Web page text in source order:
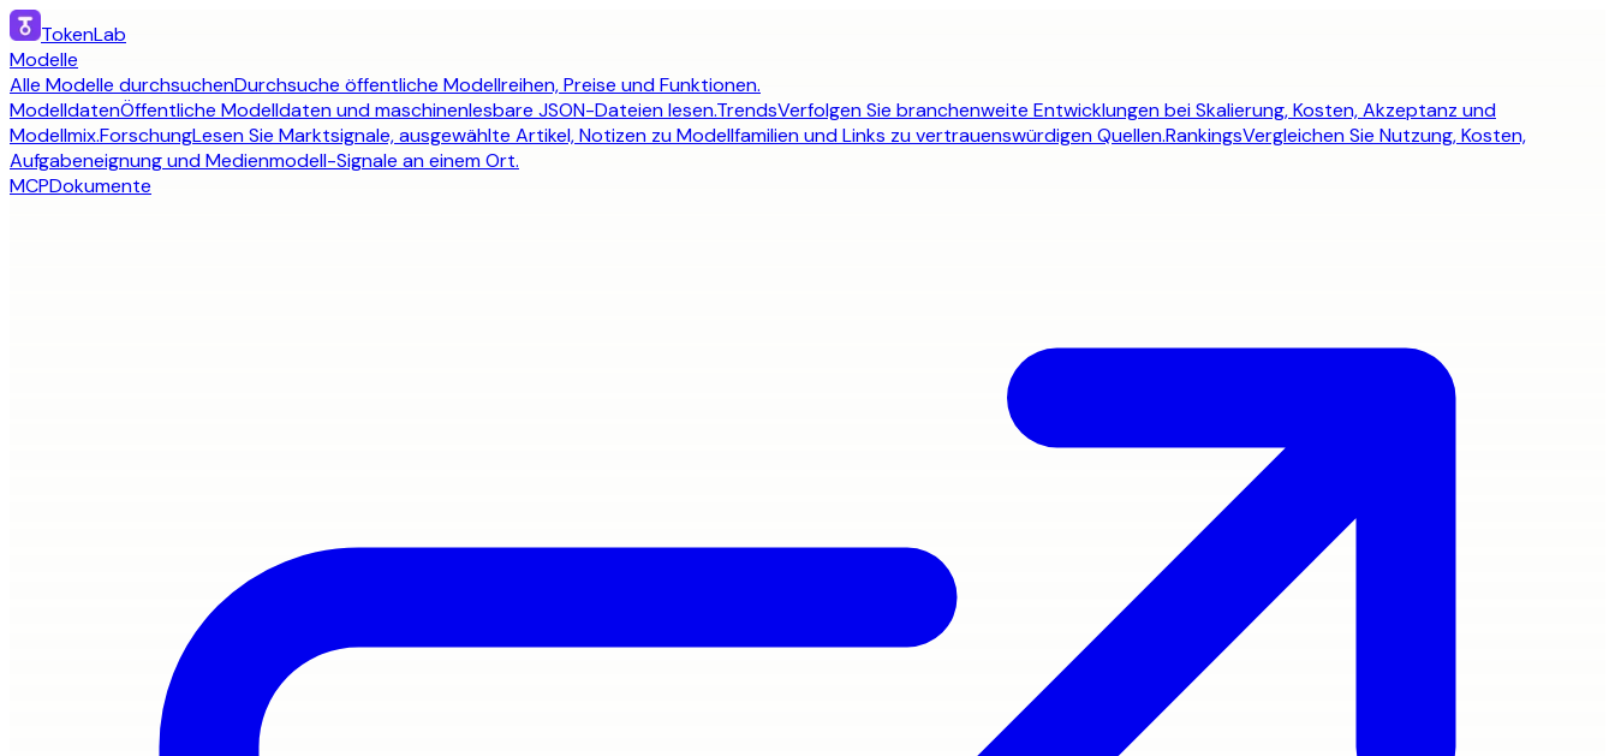
TokenLab
Modelle
Alle Modelle durchsuchenDurchsuche öffentliche Modellreihen, Preise und Funktionen.
ModelldatenÖffentliche Modelldaten und maschinenlesbare JSON-Dateien lesen.TrendsVerfolgen Sie branchenweite Entwicklungen bei Skalierung, Kosten, Akzeptanz und
Modellmix.ForschungLesen Sie Marktsignale, ausgewählte Artikel, Notizen zu Modellfamilien und Links zu vertrauenswürdigen Quellen.RankingsVergleichen Sie Nutzung, Kosten,
Aufgabeneignung und Medienmodell-Signale an einem Ort.
MCPDokumente